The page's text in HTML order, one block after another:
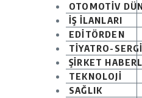
OTOMOTİV
İŞ İLANLARI
EDİTÖRDEN
TİYATRO-SERGİ
ŞİRKET
TEKNOLOJİ
SAĞLIK